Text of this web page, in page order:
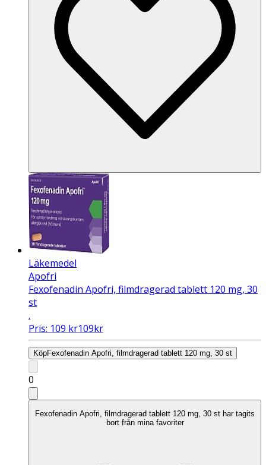
Läkemedel
Apofri
Fexofenadin Apofri, filmdragerad tablett 120 mg, 30
st
.
Pris: 109 kr109kr
KöpFexofenadin Apofri, filmdragerad tablett 120 mg, 30 st
0
Fexofenadin Apofri, filmdragerad tablett 120 mg, 30 st har tagits
bort från mina favoriter